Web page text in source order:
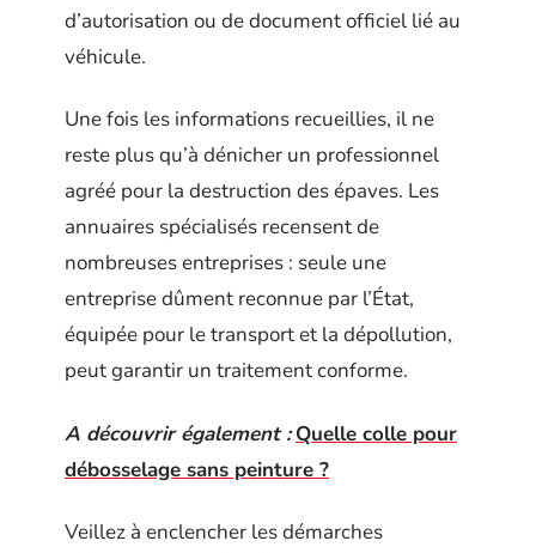
d’autorisation ou de document officiel lié au
véhicule.
Une fois les informations recueillies, il ne
reste plus qu’à dénicher un professionnel
agréé pour la destruction des épaves. Les
annuaires spécialisés recensent de
nombreuses entreprises : seule une
entreprise dûment reconnue par l’État,
équipée pour le transport et la dépollution,
peut garantir un traitement conforme.
A découvrir également : Quelle colle pour
débosselage sans peinture ?
Veillez à enclencher les démarches